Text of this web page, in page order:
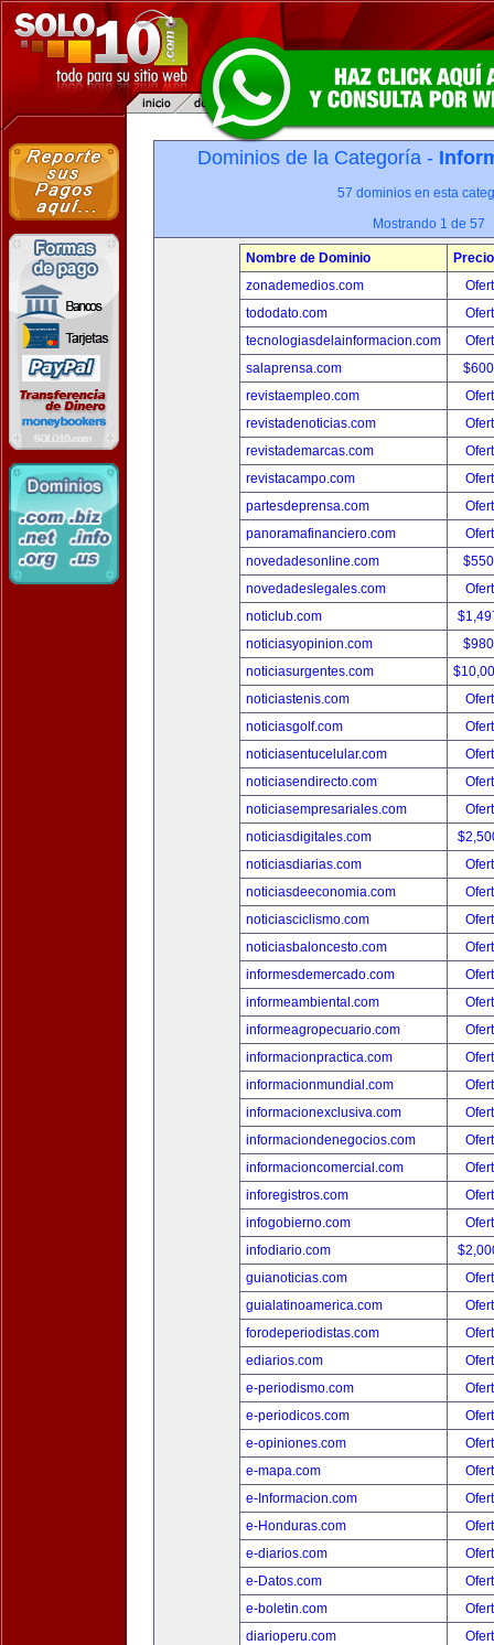
Dominios de la Categoría -
57 dominios en esta
Mostrando 1 de 57
Nombre de Dominio
Precio
zonademedios.com
tododato.com
tecnologiasdelainformacion.com
salaprensa.com
revistaempleo.com
revistadenoticias.com
revistademarcas.com
revistacampo.com
partesdeprensa.com
panoramafinanciero.com
novedadesonline.com
novedadeslegales.com
noticlub.com
noticiasyopinion.com
noticiasurgentes.com
noticiastenis.com
noticiasgolf.com
noticiasentucelular.com
noticiasendirecto.com
noticiasempresariales.com
noticiasdigitales.com
noticiasdiarias.com
noticiasdeeconomia.com
noticiasciclismo.com
noticiasbaloncesto.com
informesdemercado.com
informeambiental.com
informeagropecuario.com
informacionpractica.com
informacionmundial.com
informacionexclusiva.com
informaciondenegocios.com
informacioncomercial.com
inforegistros.com
infogobierno.com
infodiario.com
guianoticias.com
guialatinoamerica.com
forodeperiodistas.com
ediarios.com
e-periodismo.com
e-periodicos.com
e-opiniones.com
e-mapa.com
e-Informacion.com
e-Honduras.com
e-diarios.com
e-Datos.com
e-boletin.com
diarioperu.com